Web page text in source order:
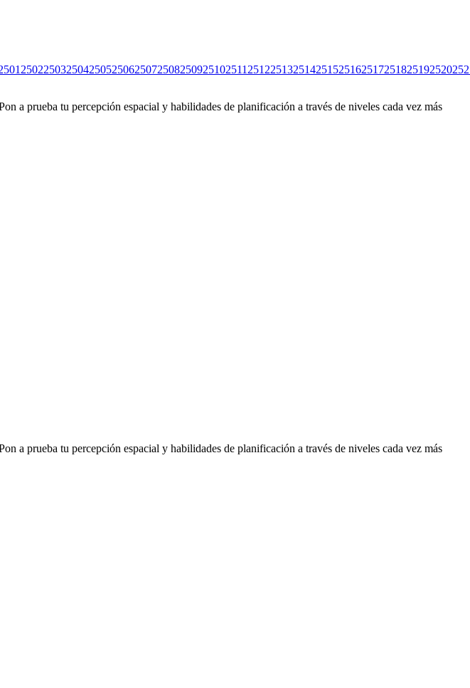
2502250325042505250625072508250925102511 251225132514251525162517251825192520
a prueba tu percepción espacial y habilidades de planificación a través de niveles cada vez más
a prueba tu percepción espacial y habilidades de planificación a través de niveles cada vez más